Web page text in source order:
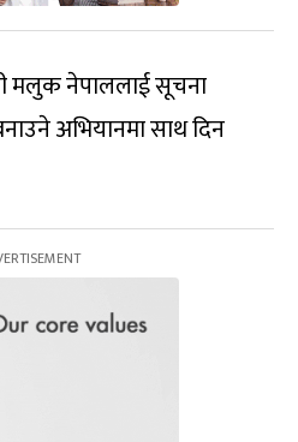
मलुक नेपाललाई सूचना
बनाउने अभियानमा साथ दिन